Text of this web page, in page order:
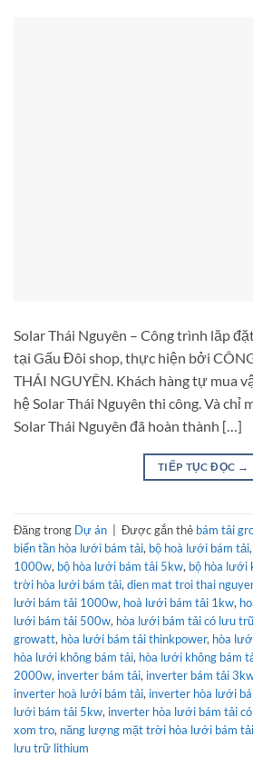
Solar Thái Nguyên – Công trình lăp
tại Gấu Đôi shop, thực hiện bởi
THÁI NGUYÊN. Khách hàng tự mua
hệ Solar Thái Nguyên thi công. Và chỉ
Solar Thái Nguyên đã hoàn thành […]
TIẾP TỤC ĐỌC →
Đăng trong Dự án | Được gắn thẻ bám tải
biến tần hòa lưới bám tải, bộ hoà lưới bám tải,
1000w, bộ hòa lưới bám tải 5kw, bộ hòa lưới
trời hòa lưới bám tải, dien mat troi thai
lưới bám tải 1000w, hoà lưới bám tải 1kw,
lưới bám tải 500w, hòa lưới bám tải có lưu
growatt, hòa lưới bám tải thinkpower, hòa
hòa lưới không bám tải, hòa lưới không bám
2000w, inverter bám tải, inverter bám tải
inverter hoà lưới bám tải, inverter hòa lưới
lưới bám tải 5kw, inverter hòa lưới bám tải
xom tro, năng lượng mặt trời hòa lưới bám tải
lưu trữ lithium